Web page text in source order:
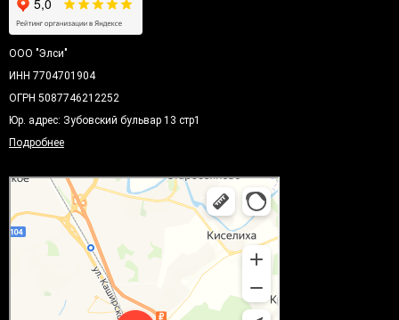
ООО "Элси"
ИНН 7704701904
ОГРН 5087746212252
Юр. адрес: Зубовский бульвар 13 стр1
Подробнее